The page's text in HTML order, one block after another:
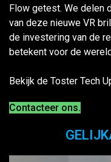
Flow getest. We delen
van deze nieuwe VR
de investering van de
betekent voor de
Bekijk de Toster Tech
Contacteer ons.